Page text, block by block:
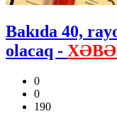
Bakıda 40,
olacaq -
0
0
190